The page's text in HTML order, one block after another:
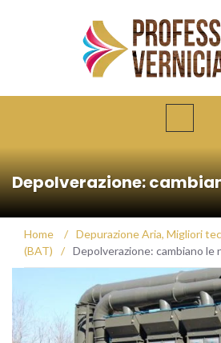
Depolverazione:
Home / Depurazione Aria, Migliori
(BAT)
/ Depolverazione: cambiano le